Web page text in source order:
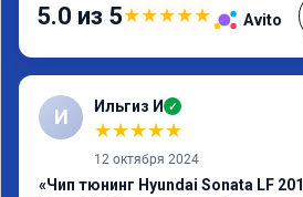
5.0 из 5★★★★★ Avito
И Ильгиз И ✓
★★★★★
12 октября 2024
«Чип тюнинг Hyundai Sonata LF